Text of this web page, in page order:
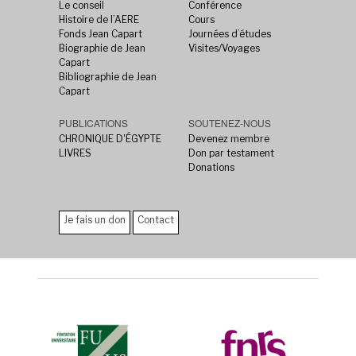
Le conseil
Histoire de l’AERE
Fonds Jean Capart
Biographie de Jean
Capart
Bibliographie de Jean
Capart
Conférence
Cours
Journées d’études
Visites/Voyages
PUBLICATIONS
CHRONIQUE D'ÉGYPTE
LIVRES
SOUTENEZ-NOUS
Devenez membre
Don par testament
Donations
Je fais un don Contact